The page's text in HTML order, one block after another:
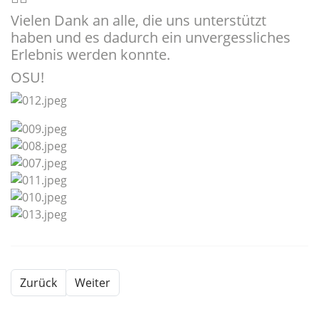
Vielen Dank an alle, die uns unterstützt
haben und es dadurch ein unvergessliches
Erlebnis werden konnte.
OSU!
Zurück Weiter